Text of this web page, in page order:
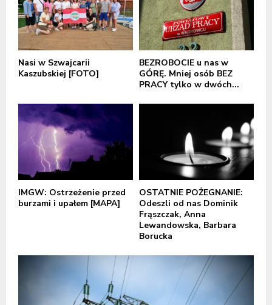
Nasi w Szwajcarii
Kaszubskiej [FOTO]
BEZROBOCIE u nas w
GÓRĘ. Mniej osób BEZ
PRACY tylko w dwóch...
IMGW: Ostrzeżenie przed
burzami i upałem [MAPA]
OSTATNIE POŻEGNANIE:
Odeszli od nas Dominik
Frąszczak, Anna
Lewandowska, Barbara
Borucka